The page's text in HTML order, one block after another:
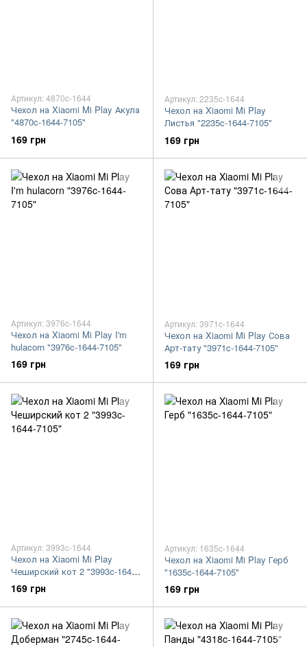
Артикул: 4870c-1644
Чехол на Xiaomi Mi Play Акула
"4870c-1644-7105"
169 грн
Артикул: 2235c-1644
Чехол на Xiaomi Mi Play
Листья "2235c-1644-7105"
169 грн
Артикул: 3976c-1644
Чехол на Xiaomi Mi Play I'm
hulacorn "3976c-1644-7105"
169 грн
Артикул: 3971c-1644
Чехол на Xiaomi Mi Play Сова
Арт-тату "3971c-1644-7105"
169 грн
Артикул: 3993c-1644
Чехол на Xiaomi Mi Play
Чеширский кот 2 "3993c-1644-
7105"
169 грн
Артикул: 1635c-1644
Чехол на Xiaomi Mi Play Герб
"1635c-1644-7105"
169 грн